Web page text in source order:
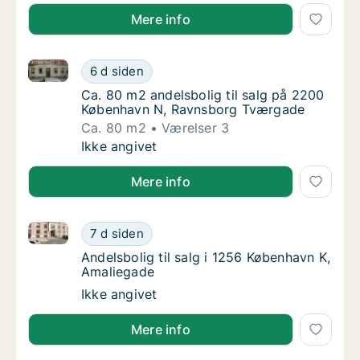
Mere info
Ca. 80 m2 andelsbolig til salg på 2200
6 d siden
Ca. 80 m2 andelsbolig til salg på 2200 København
Ca. 80 m2 andelsbolig til salg på 2200
Ca. 80 m2 andelsbolig til salg på 2200
København N, Ravnsborg Tværgade
Ca. 80 m2
Værelser 3
Ca. 80 m2 andelsbolig til salg på 2200
Ikke angivet
Mere info
Andelsbolig til salg i 1256 København K,
7 d siden
Andelsbolig til salg i 1256 København K, Amaliegade
Andelsbolig til salg i 1256 København K,
Andelsbolig til salg i 1256 København K,
Amaliegade
Andelsbolig til salg i 1256 København K,
Ikke angivet
Mere info